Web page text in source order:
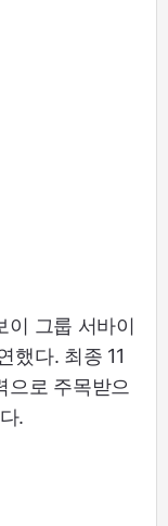
이 그룹 서바이
했다. 최종 11
으로 주목받으
.